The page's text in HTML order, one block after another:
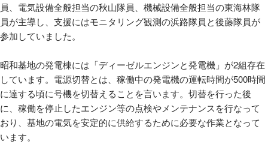
員、電気設備全般担当の秋山隊員、機械設備全般担当の東海林隊
員が主導し、支援にはモニタリング観測の浜路隊員と後藤隊員が
参加していました。
昭和基地の発電棟には「ディーゼルエンジンと発電機」が2組存在
しています。電源切替とは、稼働中の発電機の運転時間が500時間
に達する頃に号機を切替えることを言います。切替を行った後
に、稼働を停止したエンジン等の点検やメンテナンスを行なって
おり、基地の電気を安定的に供給するために必要な作業となって
います。